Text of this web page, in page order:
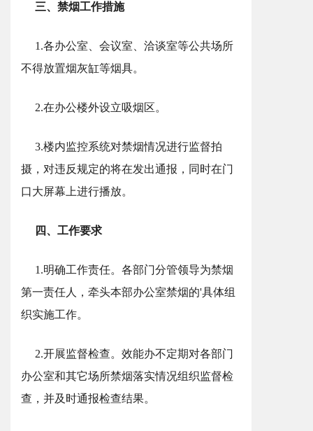
三、禁烟工作措施
1.各办公室、会议室、洽谈室等公共场所
不得放置烟灰缸等烟具。
2.在办公楼外设立吸烟区。
3.楼内监控系统对禁烟情况进行监督拍
摄，对违反规定的将在发出通报，同时在门
口大屏幕上进行播放。
四、工作要求
1.明确工作责任。各部门分管领导为禁烟
第一责任人，牵头本部办公室禁烟的'具体组
织实施工作。
2.开展监督检查。效能办不定期对各部门
办公室和其它场所禁烟落实情况组织监督检
查，并及时通报检查结果。